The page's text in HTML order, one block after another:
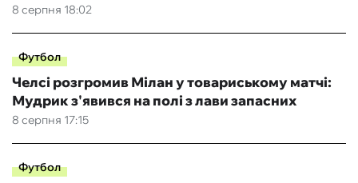
8 серпня 18:02
Футбол
8 серпня 17:15
Челсі розгромив Мілан у товариському матчі:
Мудрик з'явився на полі з лави запасних
Футбол